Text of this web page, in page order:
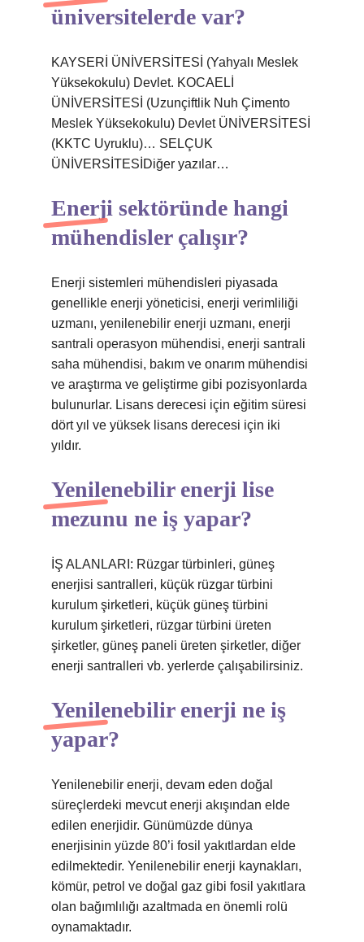
üniversitelerde var?
KAYSERİ ÜNİVERSİTESİ (Yahyalı Meslek
Yüksekokulu) Devlet. KOCAELİ
ÜNİVERSİTESİ (Uzunçiftlik Nuh Çimento
Meslek Yüksekokulu) Devlet ÜNİVERSİTESİ
(KKTC Uyruklu)… SELÇUK
ÜNİVERSİTESİDiğer yazılar…
Enerji sektöründe hangi
mühendisler çalışır?
Enerji sistemleri mühendisleri piyasada
genellikle enerji yöneticisi, enerji verimliliği
uzmanı, yenilenebilir enerji uzmanı, enerji
santrali operasyon mühendisi, enerji santrali
saha mühendisi, bakım ve onarım mühendisi
ve araştırma ve geliştirme gibi pozisyonlarda
bulunurlar. Lisans derecesi için eğitim süresi
dört yıl ve yüksek lisans derecesi için iki
yıldır.
Yenilenebilir enerji lise
mezunu ne iş yapar?
İŞ ALANLARI: Rüzgar türbinleri, güneş
enerjisi santralleri, küçük rüzgar türbini
kurulum şirketleri, küçük güneş türbini
kurulum şirketleri, rüzgar türbini üreten
şirketler, güneş paneli üreten şirketler, diğer
enerji santralleri vb. yerlerde çalışabilirsiniz.
Yenilenebilir enerji ne iş
yapar?
Yenilenebilir enerji, devam eden doğal
süreçlerdeki mevcut enerji akışından elde
edilen enerjidir. Günümüzde dünya
enerjisinin yüzde 80’i fosil yakıtlardan elde
edilmektedir. Yenilenebilir enerji kaynakları,
kömür, petrol ve doğal gaz gibi fosil yakıtlara
olan bağımlılığı azaltmada en önemli rolü
oynamaktadır.